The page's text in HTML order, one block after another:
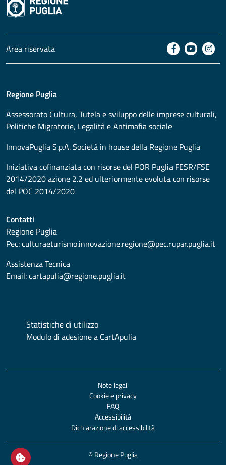
Apri/chiudi impostazioni cookie
Area riservata
Regione Puglia
Assessorato Cultura, Tutela e sviluppo delle imprese culturali,
Politiche Migratorie, Legalità e Antimafia sociale
InnovaPuglia S.p.A. Società in house della Regione Puglia
Iniziativa cofinanziata con risorse del POR Puglia FESR/FSE
2014/2020 azione 2.2 ed ulteriormente evoluta con risorse
del POC 2014/2020
Contatti
Regione Puglia
Pec:culturaeturismo.innovazione.regione@pec.rupar.puglia.it
Assistenza Tecnica
Email:cartapulia@regione.puglia.it
Statistiche di utilizzo
Modulo di adesione a CartApulia
Note legali
Cookie e privacy
FAQ
Accessibilità
Dichiarazione di accessibilità
© Regione Puglia